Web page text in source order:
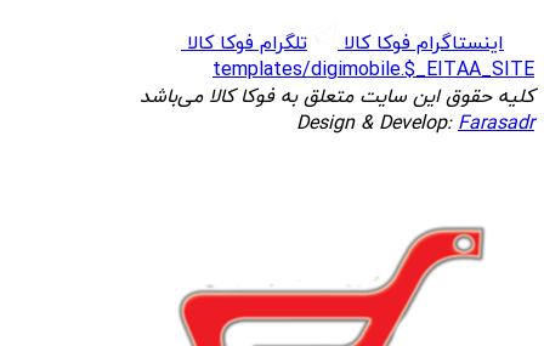
اینستاگرام فوکا کالا
تلگرام فوکا کالا
templates/digimobile.$_EITAA_SITE
کلیه حقوق این سایت متعلق به فوکا کالا می‌باشد
Design & Develop:Farasadr